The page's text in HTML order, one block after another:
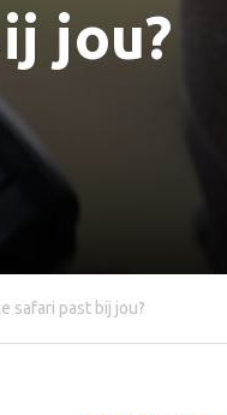
jou?
safari past bij jou?